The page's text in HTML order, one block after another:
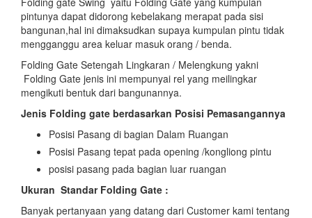
pintunya dapat didorong kebelakang merapat pada sisi
bangunan,hal ini dimaksudkan supaya kumpulan pintu tidak
mengganggu area keluar masuk orang / benda.
Folding Gate Setengah Lingkaran / Melengkung yakni
Folding Gate jenis ini mempunyai rel yang meilingkar
mengikuti bentuk dari bangunannya.
Jenis Folding gate berdasarkan Posisi Pemasangannya
Posisi Pasang di bagian Dalam Ruangan
Posisi Pasang tepat pada opening /kongliong pintu
posisi pasang pada bagian luar ruangan
Ukuran Standar Folding Gate :
Banyak pertanyaan yang datang dari Customer kami tentang